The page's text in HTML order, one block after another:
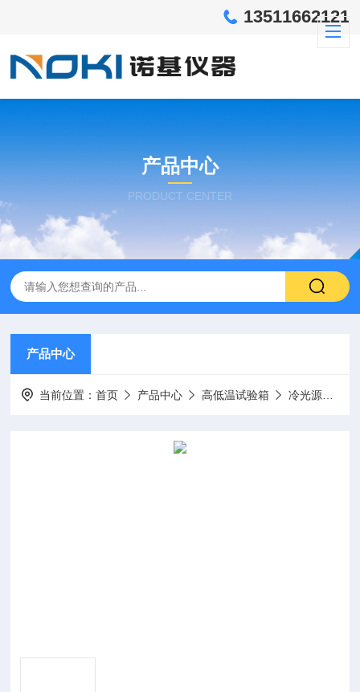
13511662121
产品中心
PRODUCT CENTER
产品中心
当前位置：首页 产品中心 高低温试验箱 冷光源光照培养箱